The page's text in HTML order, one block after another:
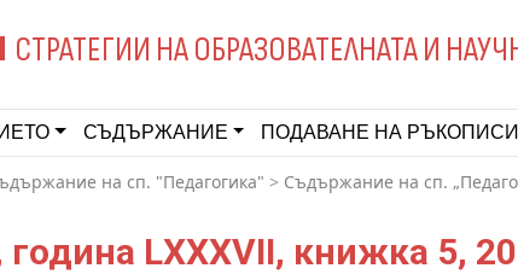
СТРАТЕГИИ НА ОБРАЗОВАТЕЛНАТА И
СЪДЪРЖАНИЕ ПОДАВАНЕ НА РЪКОПИСИ
на сп. "Педагогика" > Съдържание на сп.
година LXXXVII, книжка 5,